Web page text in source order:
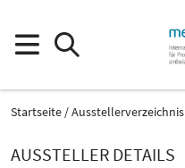
Startseite Ausstellerverzeichnis
AUSSTELLER DETAILS